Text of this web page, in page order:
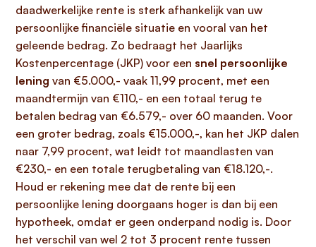
daadwerkelijke rente is sterk afhankelijk van uw
persoonlijke financiële situatie en vooral van het
geleende bedrag. Zo bedraagt het Jaarlijks
Kostenpercentage (JKP) voor een snel persoonlijke
lening van €5.000,- vaak 11,99 procent, met een
maandtermijn van €110,- en een totaal terug te
betalen bedrag van €6.579,- over 60 maanden. Voor
een groter bedrag, zoals €15.000,-, kan het JKP dalen
naar 7,99 procent, wat leidt tot maandlasten van
€230,- en een totale terugbetaling van €18.120,-.
Houd er rekening mee dat de rente bij een
persoonlijke lening doorgaans hoger is dan bij een
hypotheek, omdat er geen onderpand nodig is. Door
het verschil van wel 2 tot 3 procent rente tussen